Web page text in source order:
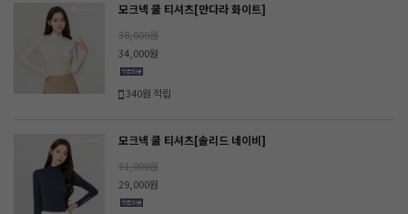
모크넥 쿨 티셔츠[만다라 화이트]
38,000원
34,000원
340원 적립
모크넥 쿨 티셔츠[솔리드 네이비]
31,000원
29,000원